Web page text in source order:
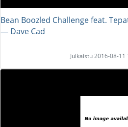
Bean Boozled Challenge feat.
― Dave Cad
Julkaistu 2016-08-